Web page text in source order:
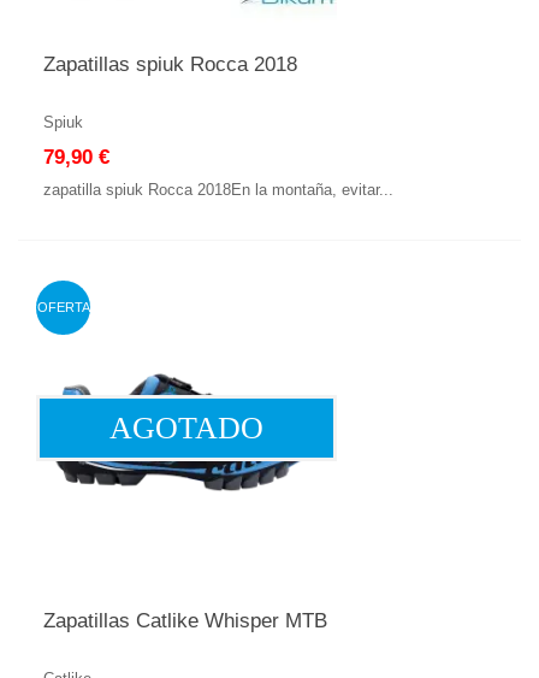
Zapatillas spiuk Rocca 2018
Spiuk
79,90 €
zapatilla spiuk Rocca 2018En la montaña, evitar...
OFERTA
AGOTADO
Zapatillas Catlike Whisper MTB